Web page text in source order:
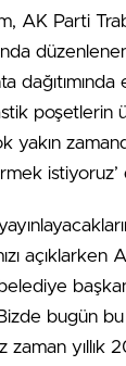
Parti
poşetlerin
yakın
istiyoruz’
bugün
zaman